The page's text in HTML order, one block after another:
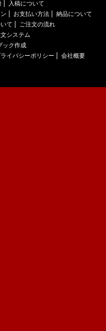
入稿について
お支払い方法
納品について
て
ご注文の流れ
システム
ック作成
イバシーポリシー 会社概要